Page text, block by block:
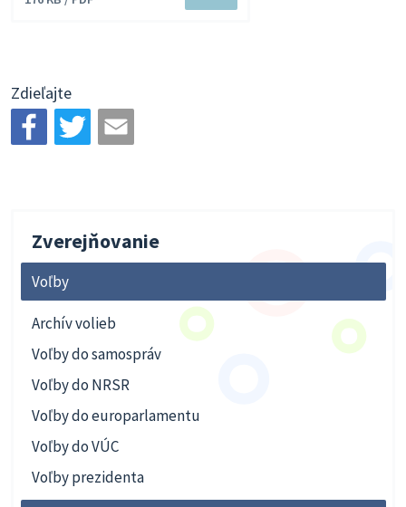
Zdieľajte
Zverejňovanie
Voľby
Archív volieb
Voľby do samospráv
Voľby do NRSR
Voľby do europarlamentu
Voľby do VÚC
Voľby prezidenta